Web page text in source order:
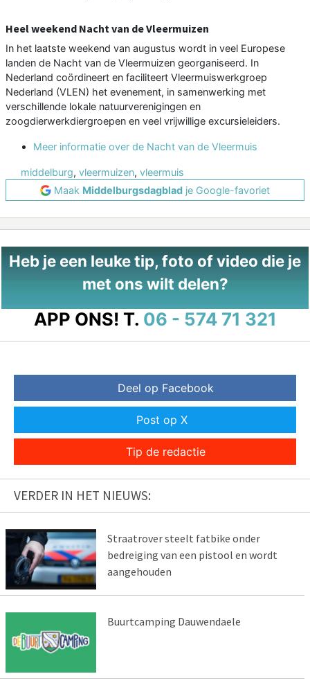
Heel weekend Nacht van de Vleermuizen
In het laatste weekend van augustus wordt in veel Europese
landen de Nacht van de Vleermuizen georganiseerd. In
Nederland coördineert en faciliteert Vleermuiswerkgroep
Nederland (VLEN) het evenement, in samenwerking met
verschillende lokale natuurverenigingen en
zoogdierwerkdiergroepen en veel vrijwillige excursieleiders.
Meer informatie over de Nacht van de Vleermuis
middelburg, vleermuizen, vleermuis
Maak Middelburgsdagblad je Google-favoriet
Heb je een leuke tip, foto of video die je
met ons wilt delen?
APP ONS! T. 06 - 574 71 321
Deel op Facebook
Post op X
Tip de redactie
VERDER IN HET NIEUWS:
Straatrover steelt fatbike onder
bedreiging van een pistool en wordt
aangehouden
Buurtcamping Dauwendaele